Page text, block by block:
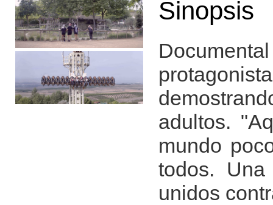
Sinopsis
adultos.
mundo
todos.
unidos